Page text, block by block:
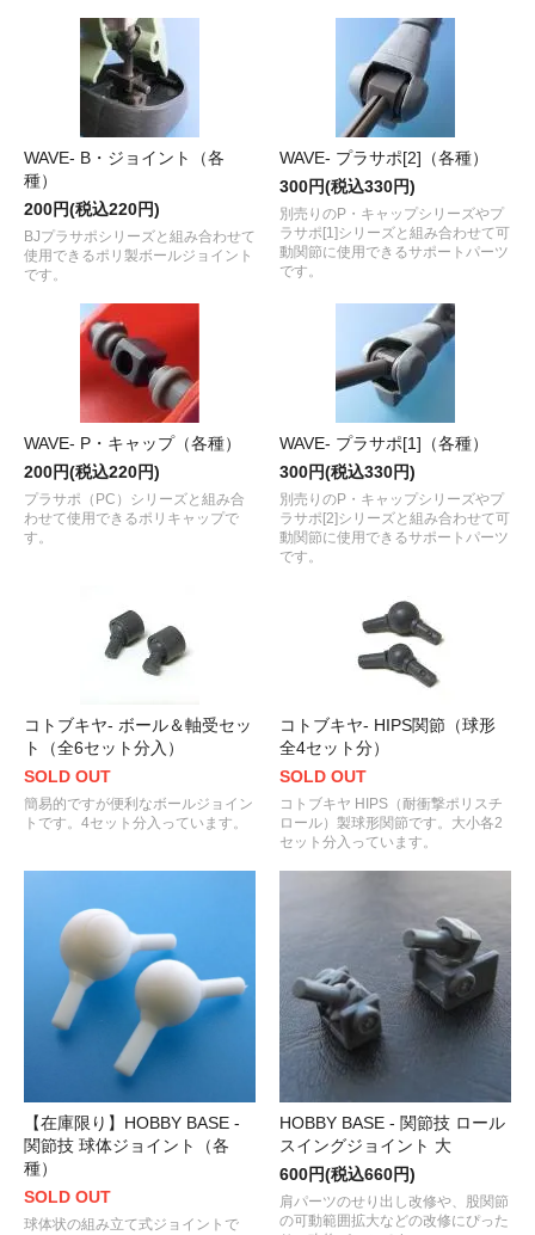
WAVE- B・ジョイント（各
種）
200円(税込220円)
BJプラサポシリーズと組み合わせて
使用できるポリ製ボールジョイント
です。
WAVE- プラサポ[2]（各種）
300円(税込330円)
別売りのP・キャップシリーズやプ
ラサポ[1]シリーズと組み合わせて可
動関節に使用できるサポートパーツ
です。
WAVE- P・キャップ（各種）
200円(税込220円)
プラサポ（PC）シリーズと組み合
わせて使用できるポリキャップで
す。
WAVE- プラサポ[1]（各種）
300円(税込330円)
別売りのP・キャップシリーズやプ
ラサポ[2]シリーズと組み合わせて可
動関節に使用できるサポートパーツ
です。
コトブキヤ- ボール＆軸受セッ
ト（全6セット分入）
SOLD OUT
簡易的ですが便利なボールジョイン
トです。4セット分入っています。
コトブキヤ- HIPS関節（球形
全4セット分）
SOLD OUT
コトブキヤ HIPS（耐衝撃ポリスチ
ロール）製球形関節です。大小各2
セット分入っています。
【在庫限り】HOBBY BASE -
関節技 球体ジョイント（各
種）
SOLD OUT
球体状の組み立て式ジョイントで
HOBBY BASE - 関節技 ロール
スイングジョイント 大
600円(税込660円)
肩パーツのせり出し改修や、股関節
の可動範囲拡大などの改修にぴった